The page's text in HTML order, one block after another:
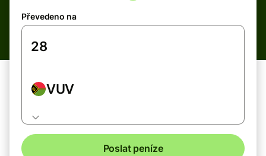
Převedeno na
VUV
Poslat peníze